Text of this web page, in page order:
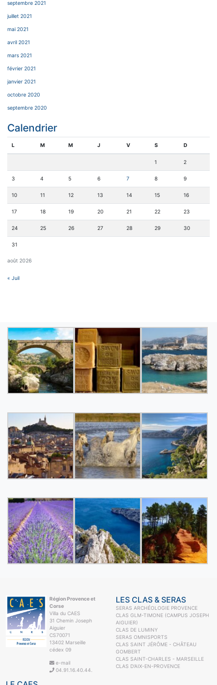
septembre 2021
juillet 2021
mai 2021
avril 2021
mars 2021
février 2021
janvier 2021
octobre 2020
septembre 2020
Calendrier
août 2026
L M M J V S D
1 2
3 4 5 6 7 8 9
10 11 12 13 14 15 16
17 18 19 20 21 22 23
24 25 26 27 28 29 30
31
« Juil
Région Provence et
Corse
Villa du CAES
31 Chemin Joseph
Aiguier
CS70071
13402 Marseille
cédex 09
e-mail
04.91.16.40.44.
LES CLAS & SERAS
SERAS ARCHÉOLOGIE PROVENCE
CLAS GLM-TIMONE (CAMPUS JOSEPH
AIGUIER)
CLAS DE LUMINY
SERAS OMNISPORTS
CLAS SAINT JÉRÔME - CHÂTEAU
GOMBERT
CLAS SAINT-CHARLES - MARSEILLE
CLAS D'AIX-EN-PROVENCE